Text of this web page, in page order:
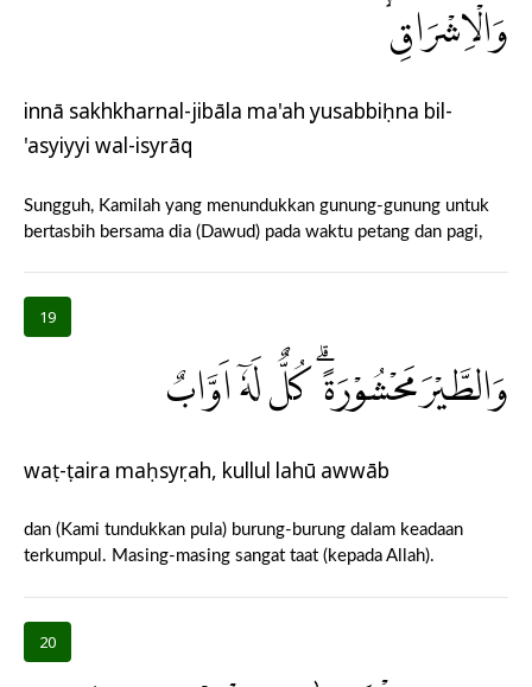
وَالْاِشْرَاقِۙ
innā sakhkharnal-jibāla ma'ahụ yusabbiḥna bil-
'asyiyyi wal-isyrāq
Sungguh, Kamilah yang menundukkan gunung-gunung untuk
bertasbih bersama dia (Dawud) pada waktu petang dan pagi,
19
وَالطَّيْرَمَحْشُوْرَةً ۗ كُلٌّ لَهٗٓ اَوَّابٌ
waṭ-ṭaira maḥsyụrah, kullul lahū awwāb
dan (Kami tundukkan pula) burung-burung dalam keadaan
terkumpul. Masing-masing sangat taat (kepada Allah).
20